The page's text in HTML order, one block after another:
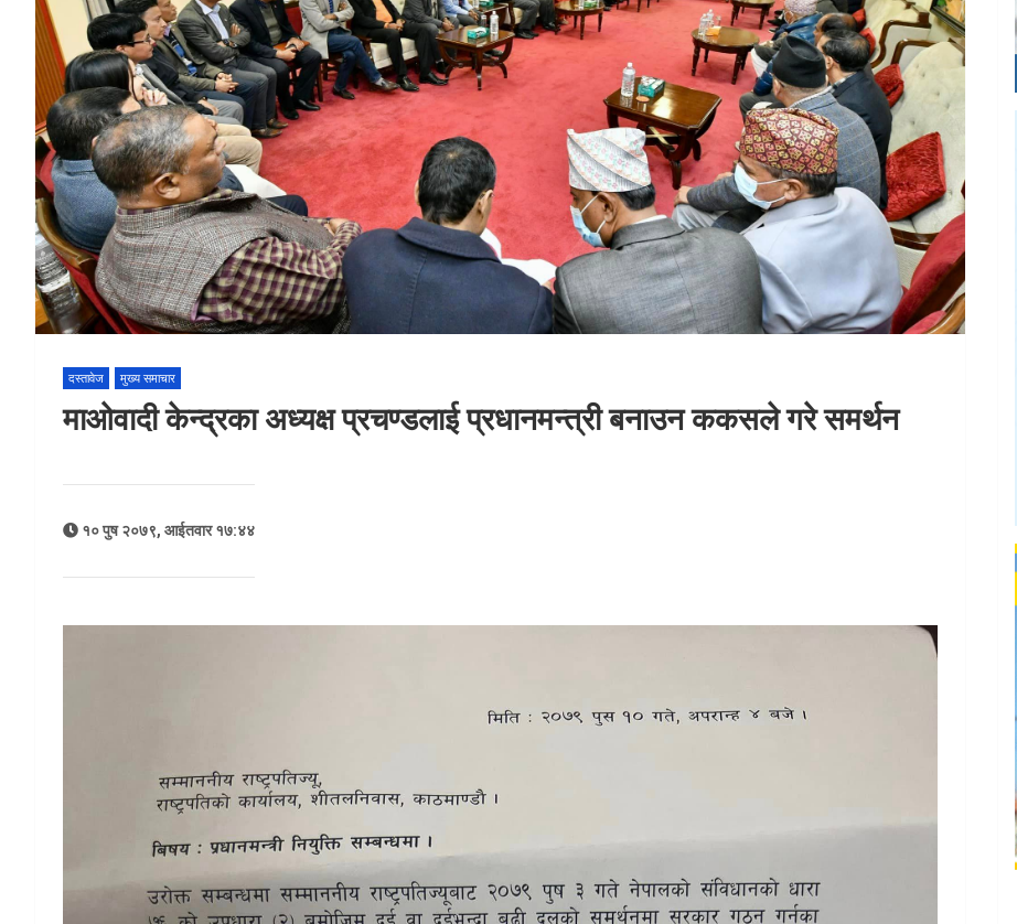
दस्तावेज मुख्य समाचार
माओवादी केन्द्रका अध्यक्ष प्रचण्डलाई प्रधानमन्त्री बनाउन ककसले गरे समर्थन
१० पुष २०७९, आईतवार १७:४४